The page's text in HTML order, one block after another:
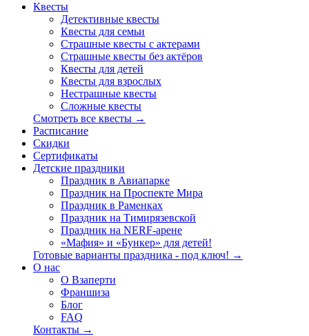
Квесты
Детективные квесты
Квесты для семьи
Страшные квесты с актерами
Страшные квесты без актёров
Квесты для детей
Квесты для взрослых
Нестрашные квесты
Сложные квесты
Смотреть все квесты →
Расписание
Скидки
Сертификаты
Детские праздники
Праздник в Авиапарке
Праздник на Проспекте Мира
Праздник в Раменках
Праздник на Тимирязевской
Праздник на NERF-арене
«Мафия» и «Бункер» для детей!
Готовые варианты праздника - под ключ! →
О нас
О Взаперти
Франшиза
Блог
FAQ
Контакты →